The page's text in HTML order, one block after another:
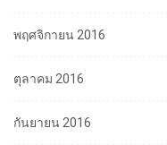
พฤศจิกายน 2016
ตุลาคม 2016
กันยายน 2016